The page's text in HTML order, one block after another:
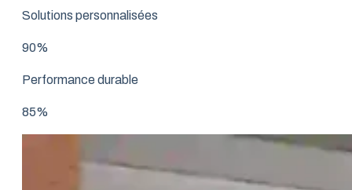
Solutions personnalisées
90%
Performance durable
85%